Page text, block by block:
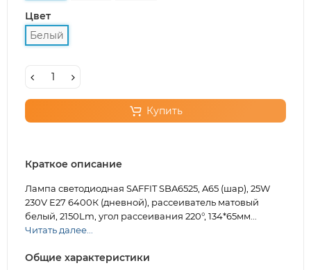
Цвет
Белый
Купить
Краткое описание
Лампа светодиодная SAFFIT SBA6525, A65 (шар), 25W
230V E27 6400К (дневной), рассеиватель матовый
белый, 2150Lm, угол рассеивания 220°, 134*65мм...
Читать далее...
Общие характеристики